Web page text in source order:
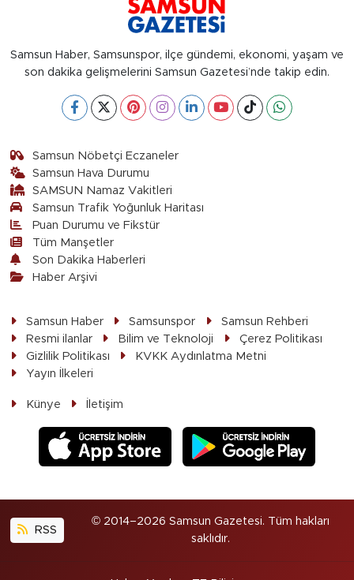
Samsun Haber, Samsunspor, ilçe gündemi, ekonomi, yaşam ve
son dakika gelişmelerini Samsun Gazetesi’nde takip edin.
Samsun Nöbetçi Eczaneler
Samsun Hava Durumu
SAMSUN Namaz Vakitleri
Samsun Trafik Yoğunluk Haritası
Puan Durumu ve Fikstür
Tüm Manşetler
Son Dakika Haberleri
Haber Arşivi
Samsun Haber Samsunspor
Samsun Rehberi
Resmi ilanlar
Bilim ve Teknoloji
Çerez Politikası
Gizlilik Politikası
KVKK Aydınlatma Metni
Yayın İlkeleri
Künye İletişim
RSS
© 2014–2026 Samsun Gazetesi. Tüm hakları
saklıdır.